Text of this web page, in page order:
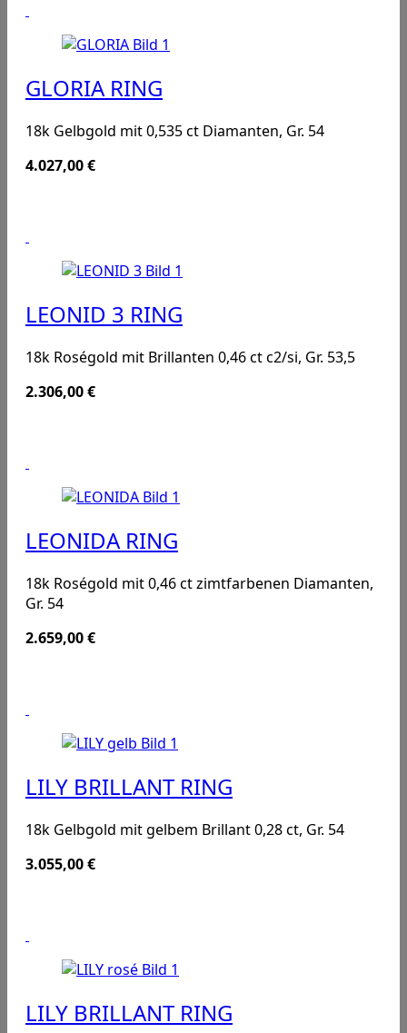
GLORIA RING
18k Gelbgold mit 0,535 ct Diamanten, Gr. 54
4.027,00€
LEONID 3 RING
18k Roségold mit Brillanten 0,46 ct c2/si, Gr. 53,5
2.306,00€
LEONIDA RING
18k Roségold mit 0,46 ct zimtfarbenen Diamanten,
Gr. 54
2.659,00€
LILY BRILLANT RING
18k Gelbgold mit gelbem Brillant 0,28 ct, Gr. 54
3.055,00€
LILY BRILLANT RING